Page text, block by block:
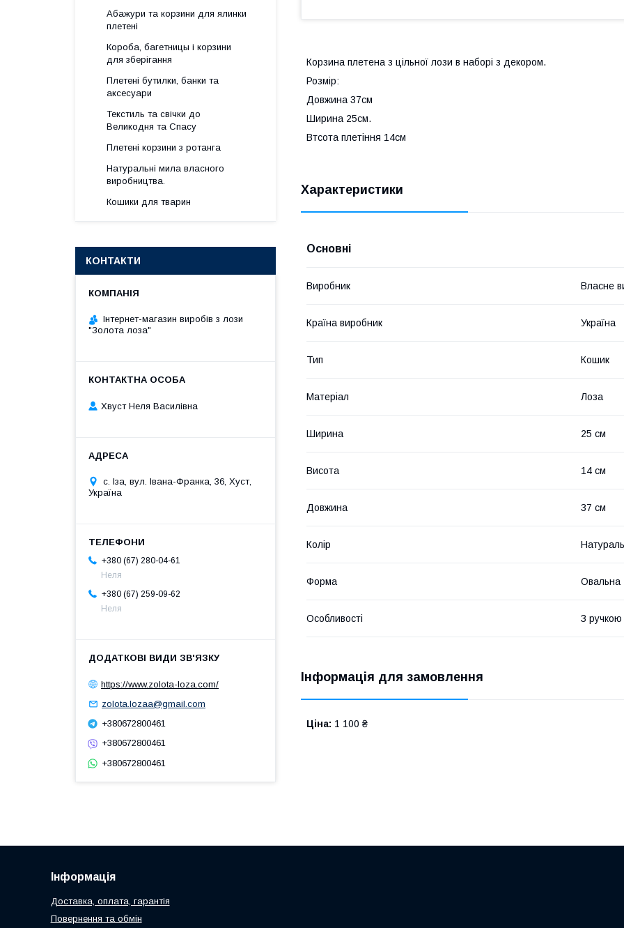
Корзина плетена з цільної лози в наборі з декором.
Розмір:
Довжина 37см
Ширина 25см.
Втсота плетіння 14см
Характеристики
Основні
Виробник Власне
Країна виробник Україна
Тип Кошик
Матеріал Лоза
Ширина 25 см
Висота 14 см
Довжина 37 см
Колір
Форма Овальна
Особливості З ручкою
Інформація для замовлення
Ціна: 1 100 ₴
Абажури та корзини для ялинки
плетені
Короба, багетницы і корзини
для зберігання
Плетені бутилки, банки та
аксесуари
Текстиль та свічки до
Великодня та Спасу
Плетені корзини з ротанга
Натуральні мила власного
виробництва.
Кошики для тварин
КОНТАКТИ
Інтернет-магазин виробів з лози
"Золота лоза"
Хвуст Неля Василівна
с. Іза, вул. Івана-Франка, 36, Хуст,
Україна
+380 (67) 280-04-61
Неля
+380 (67) 259-09-62
Неля
https://www.zolota-loza.com/
zolota.lozaa@gmail.com
+380672800461
+380672800461
+380672800461
Інформація
Доставка, оплата, гарантія
Повернення та обмін